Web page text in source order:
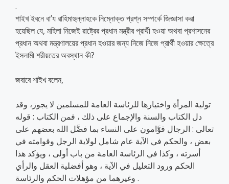
.
শাইখ ইবনে বা’য রাহিমাহুল্লাহকে নিম্নোক্ত প্রশ্ন সম্পর্কে জিজ্ঞাসা করা
হয়েছিল যে, মহিলা নিজেই রাষ্ট্রের প্রধান মন্ত্রীর প্রার্থী হওয়া অথবা প্রশাসনের
প্রধান অথবা মন্ত্রণালয়ের প্রধান হওয়ার জন্য নিজে নিজে প্রার্থী হওয়ার ক্ষেত্রে
ইসলামী শরীয়তের অবস্থান কী?
জবাবে শাইখ বলেন,
تولية المرأة واختيارها للرئاسة العامة للمسلمين لا يجوز، وقد
دل الكتاب والسنة والإجماع على ذلك ، فمن الكتاب : قوله
تعالى : الرجال قوَّامون على النساء بما فضَّل الله بعضهم على
بعض ، والحكم في الآية عام شامل لولاية الرجل وقوامته في
أسرته ، وكذا في الرئاسة العامة من باب أولى ، ويؤكد هذا
الحكم ورود التعليل في الآية ، وهو أفضلية العقل والرأي
وغيرهما من مؤهلات الحكم والرئاسة .